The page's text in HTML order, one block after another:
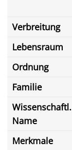
Verbreitung
Lebensraum
Ordnung
Familie
Wissenschaftl.
Name
Merkmale